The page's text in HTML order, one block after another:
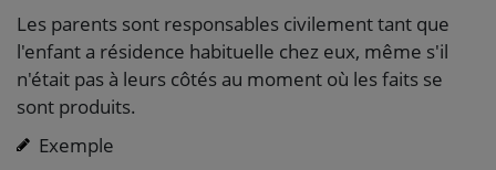
Les parents sont responsables civilement tant que
l'enfant a résidence habituelle chez eux, même s'il
n'était pas à leurs côtés au moment où les faits se
sont produits.
Exemple